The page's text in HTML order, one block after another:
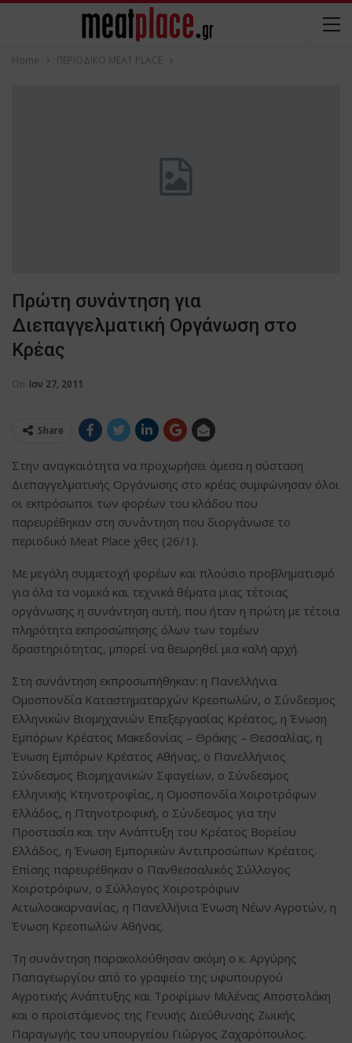
Home ΠΕΡΙΟΔΙΚΟ ΜΕΑΤ PLACE
Πρώτη συνάντηση για
Διεπαγγελματική Οργάνωση στο
Κρέας
On Ιαν 27, 2011
Share
Στην αναγκαιότητα να προχωρήσει άμεσα η σύσταση
Διεπαγγελματικής Οργάνωσης στο κρέας συμφώνησαν όλοι
οι εκπρόσωποι των φορέων του κλάδου που
παρευρέθηκαν στη συνάντηση που διοργάνωσε το
περιοδικό Meat Place χθες (26/1).
Με μεγάλη συμμετοχή φορέων και πλούσιο προβληματισμό
για όλα τα νομικά και τεχνικά θέματα μιας τέτοιας
οργάνωσης η συνάντηση αυτή, που ήταν η πρώτη με τέτοια
πληρότητα εκπροσώπησης όλων των τομέων
δραστηριότητας, μπορεί να θεωρηθεί μια καλή αρχή.
Στη συνάντηση εκπροσωπήθηκαν: η Πανελλήνια
Ομοσπονδία Καταστηματαρχών Κρεοπωλών, ο Σύνδεσμος
Ελληνικών Βιομηχανιών Επεξεργασίας Κρέατος, η Ένωση
Εμπόρων Κρέατος Μακεδονίας – Θράκης – Θεσσαλίας, η
Ένωση Εμπόρων Κρέατος Αθήνας, ο Πανελλήνιος
Σύνδεσμος Βιομηχανικών Σφαγείων, ο Σύνδεσμος
Ελληνικής Κτηνοτροφίας, η Ομοσπονδία Χοιροτρόφων
Ελλάδος, η Πτηνοτροφική, ο Σύνδεσμος για την
Προστασία και την Ανάπτυξη του Κρέατος Βορείου
Ελλάδος, η Ένωση Εμπορικών Αντιπροσώπων Κρέατος.
Επίσης παρευρέθηκαν ο Πανθεσσαλικός Σύλλογος
Χοιροτρόφων, ο Σύλλογος Χοιροτρόφων
Αιτωλοακαρνανίας, η Πανελλήνια Ένωση Νέων Αγροτών, η
Ένωση Κρεοπωλών Αθήνας.
Τη συνάντηση παρακολούθησαν ακόμη ο κ. Αργύρης
Παπαγεωργίου από το γραφείο της υφυπουργού
Αγροτικής Ανάπτυξης και Τροφίμων Μιλένας Αποστολάκη
και ο προϊστάμενος της Γενικής Διεύθυνσης Ζωικής
Παραγωγής του υπουργείου Γιώργος Ζαχαρόπουλος.